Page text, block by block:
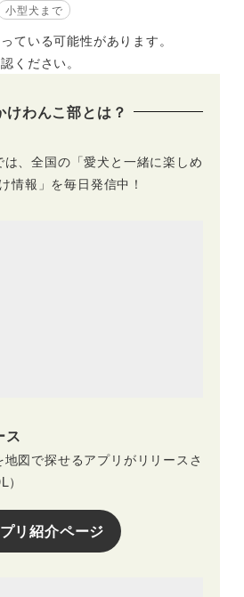
小型犬まで
ている可能性があります。
ください。
けわんこ部とは？
、全国の「愛犬と一緒に楽しめ
情報」を毎日発信中！
ス
図で探せるアプリがリリースさ
リ紹介ページ